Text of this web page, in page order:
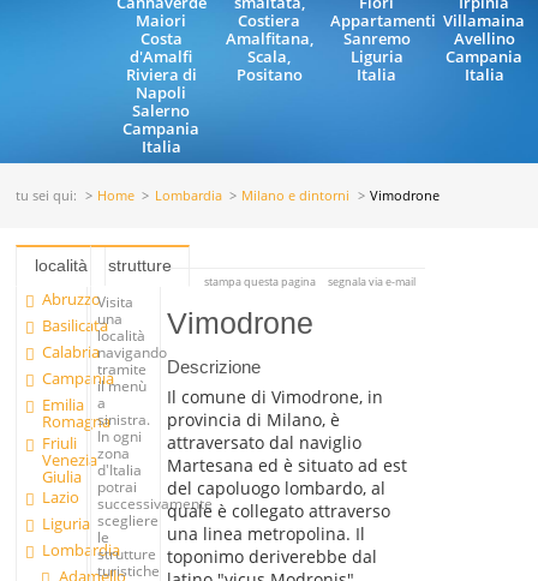
Maiori
Costa
d'Amalfi
Riviera di
Napoli
Salerno
Campania
Italia
Costiera
Amalfitana,
Scala,
Positano
Appartamenti
Sanremo
Liguria
Italia
Villamaina
Avellino
Campania
Italia
tu sei qui: Home Lombardia Milano e dintorni Vimodrone
località
Abruzzo
Basilicata
Calabria
Campania
Emilia
Romagna
Friuli
Venezia
Giulia
Lazio
Liguria
Lombardia
Adamello
strutture
Visita
una
località
navigando
tramite
il menù
a
sinistra.
In ogni
zona
d'Italia
potrai
successivamente
scegliere
le
strutture
turistiche
stampa questa pagina segnala via e-mail
Vimodrone
Descrizione
Il comune di Vimodrone, in
provincia di Milano, è
attraversato dal naviglio
Martesana ed è situato ad est
del capoluogo lombardo, al
quale è collegato attraverso
una linea metropolina. Il
toponimo deriverebbe dal